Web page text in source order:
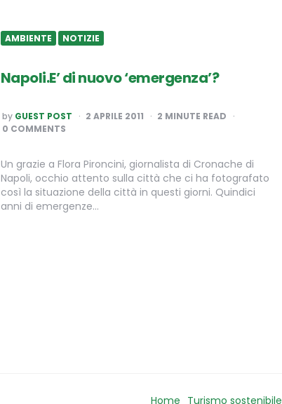
AMBIENTE NOTIZIE
Napoli.E’ di nuovo ‘emergenza’?
POSTED
BY
by GUEST POST 2 APRILE 2011 2 MINUTE READ
0 COMMENTS
Un grazie a Flora Pironcini, giornalista di Cronache di
Napoli, occhio attento sulla città che ci ha fotografato
così la situazione della città in questi giorni. Quindici
anni di emergenze…
Home Turismo sostenibile